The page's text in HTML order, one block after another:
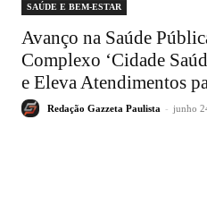
SAÚDE E BEM-ESTAR
Avanço na Saúde
Complexo ‘Cidade
e Eleva Atendimentos
Redação Gazzeta Paulista - junho